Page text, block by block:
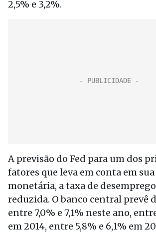
2,5% e 3,2%.
A previsão do Fed para um dos
fatores que leva em conta em
monetária, a taxa de
reduzida. O banco central prevê
entre 7,0% e 7,1% neste ano,
em 2014, entre 5,8% e 6,1% em